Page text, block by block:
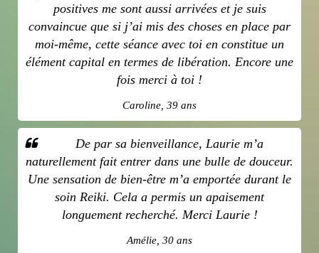
positives me sont aussi arrivées et je suis
convaincue que si j’ai mis des choses en place par
moi-même, cette séance avec toi en constitue un
élément capital en termes de libération. Encore une
fois merci à toi !
Caroline, 39 ans
De par sa bienveillance, Laurie m’a
naturellement fait entrer dans une bulle de douceur.
Une sensation de bien-être m’a emportée durant le
soin Reiki. Cela a permis un apaisement
longuement recherché. Merci Laurie !
Amélie, 30 ans